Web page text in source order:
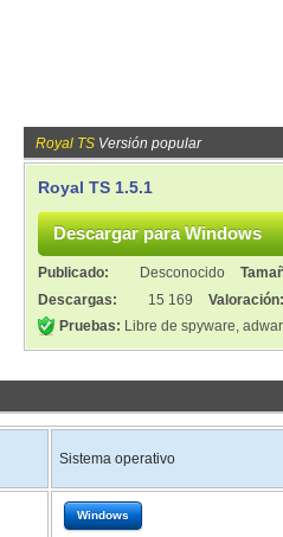
Royal TS Versión popular
Royal TS 1.5.1
Publicado: Desconocido
Descargas:
15 169
Valoración:
Pruebas: Libre de spyware,
Sistema operativo
Windows